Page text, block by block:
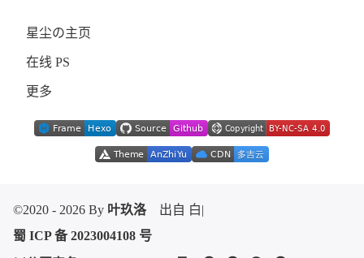
星尘の主页
在线 PS
更多
©2020 - 2026 By 叶玖洛 出自 白头
蜀 ICP 备 2023004108 号